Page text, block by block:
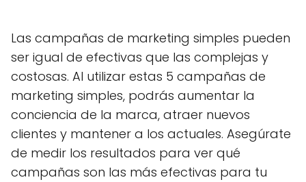
Las campañas de marketing simples pueden
ser igual de efectivas que las complejas y
costosas. Al utilizar estas 5 campañas de
marketing simples, podrás aumentar la
conciencia de la marca, atraer nuevos
clientes y mantener a los actuales. Asegúrate
de medir los resultados para ver qué
campañas son las más efectivas para tu